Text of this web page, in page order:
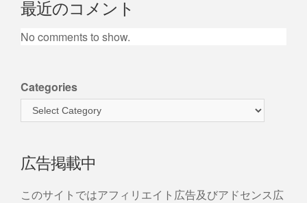
最近のコメント
No comments to show.
Categories
広告掲載中
このサイトではアフィリエイト広告及びアドセンス広